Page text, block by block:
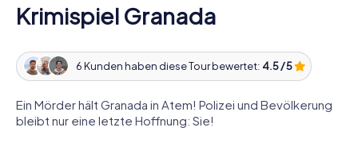
Krimispiel Granada
6 Kunden haben diese Tour bewertet: 4.5 / 5
Ein Mörder hält Granada in Atem! Polizei und Bevölkerung
bleibt nur eine letzte Hoffnung: Sie!